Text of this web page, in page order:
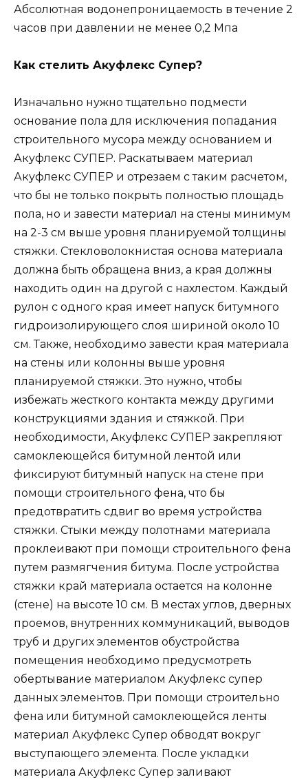
Абсолютная водонепроницаемость в течение 2
часов при давлении не менее 0,2 Мпа
Как стелить Акуфлекс Супер?
Изначально нужно тщательно подмести
основание пола для исключения попадания
строительного мусора между основанием и
Акуфлекс СУПЕР. Раскатываем материал
Акуфлекс СУПЕР и отрезаем с таким расчетом,
что бы не только покрыть полностью площадь
пола, но и завести материал на стены минимум
на 2-3 см выше уровня планируемой толщины
стяжки. Стекловолокнистая основа материала
должна быть обращена вниз, а края должны
находить один на другой с нахлестом. Каждый
рулон с одного края имеет напуск битумного
гидроизолирующего слоя шириной около 10
см. Также, необходимо завести края материала
на стены или колонны выше уровня
планируемой стяжки. Это нужно, чтобы
избежать жесткого контакта между другими
конструкциями здания и стяжкой. При
необходимости, Акуфлекс СУПЕР закрепляют
самоклеющейся битумной лентой или
фиксируют битумный напуск на стене при
помощи строительного фена, что бы
предотвратить сдвиг во время устройства
стяжки. Стыки между полотнами материала
проклеивают при помощи строительного фена
путем размягчения битума. После устройства
стяжки край материала остается на колонне
(стене) на высоте 10 см. В местах углов, дверных
проемов, внутренних коммуникаций, выводов
труб и других элементов обустройства
помещения необходимо предусмотреть
обертывание материалом Акуфлекс супер
данных элементов. При помощи строительно
фена или битумной самоклеющейся ленты
материал Акуфлекс Супер обводят вокруг
выступающего элемента. После укладки
материала Акуфлекс Супер заливают